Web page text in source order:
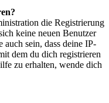
die Registrierung
keine neuen Benutzer
auch sein, dass deine IP-
dem du dich registrieren
zu erhalten, wende dich